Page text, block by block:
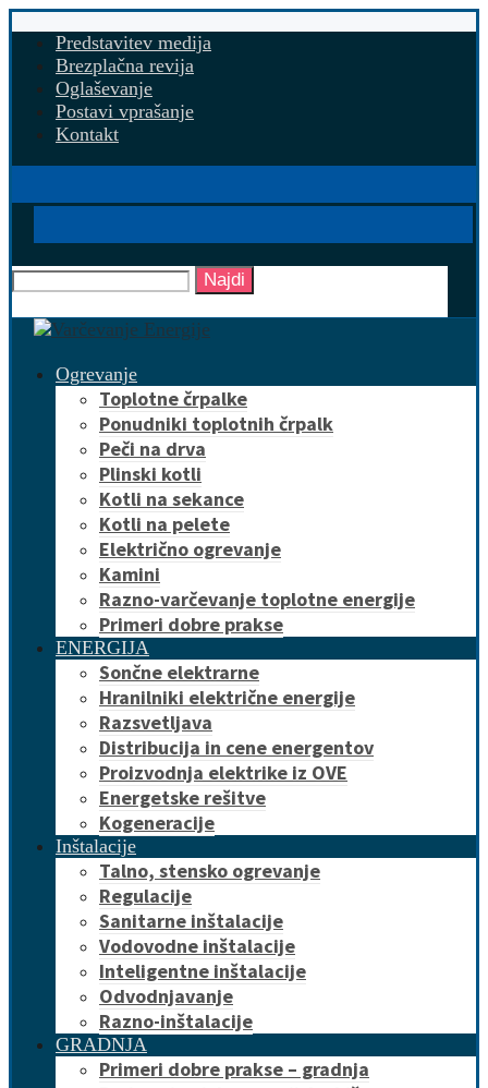
Predstavitev medija
Brezplačna revija
Oglaševanje
Postavi vprašanje
Kontakt
Najdi
Ogrevanje
Toplotne črpalke
Ponudniki toplotnih črpalk
Peči na drva
Plinski kotli
Kotli na sekance
Kotli na pelete
Električno ogrevanje
Kamini
Razno-varčevanje toplotne energije
Primeri dobre prakse
ENERGIJA
Sončne elektrarne
Hranilniki električne energije
Razsvetljava
Distribucija in cene energentov
Proizvodnja elektrike iz OVE
Energetske rešitve
Kogeneracije
Inštalacije
Talno, stensko ogrevanje
Regulacije
Sanitarne inštalacije
Vodovodne inštalacije
Inteligentne inštalacije
Odvodnjavanje
Razno-inštalacije
GRADNJA
Primeri dobre prakse – gradnja